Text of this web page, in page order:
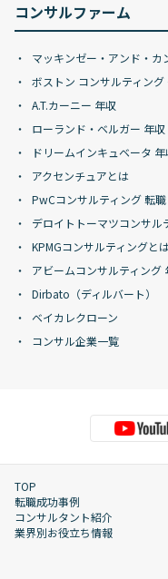
コンサルファーム
マッキンゼー・アンド・カ
ボストン コンサルティング
A.T.カーニー 年収
ローランド・ベルガー 年収
ドリームインキュベータ 年
アクセンチュアとは
PwCコンサルティング 転職
デロイトトーマツコンサル
KPMGコンサルティングと
アビームコンサルティング
Dirbato（ディルバート）
ベイカレクローン
コンサル企業一覧
TOP
転職成功事例
コンサルタント紹介
業界別お役立ち情報